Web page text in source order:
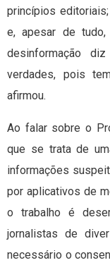
princípios
e, apesar de tudo,
desinformação
verdades, pois
afirmou.
Ao falar sobre o
que se trata de
informações
por aplicativos de
o trabalho é
jornalistas de
necessário o